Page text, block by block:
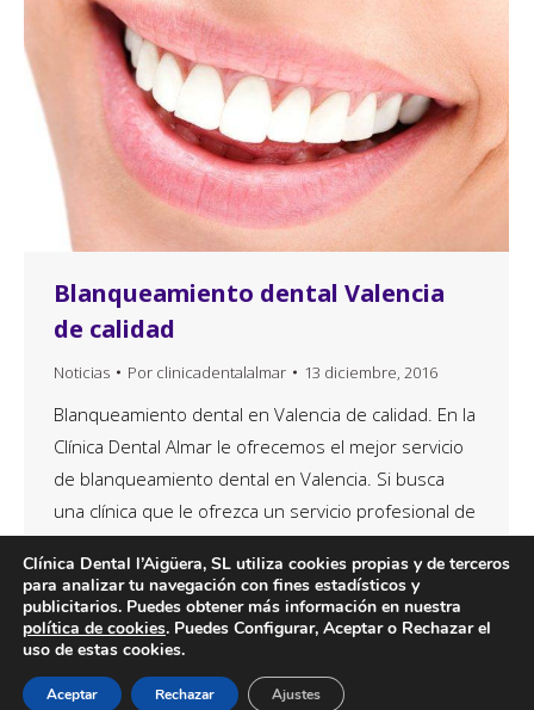
Blanqueamiento dental Valencia
de calidad
Noticias Por clinicadentalalmar 13 diciembre, 2016
Blanqueamiento dental en Valencia de calidad. En la
Clínica Dental Almar le ofrecemos el mejor servicio
de blanqueamiento dental en Valencia. Si busca
una clínica que le ofrezca un servicio profesional de
blanqueamiento dental en Valencia, la Clínica Dental
Almar es su mejor alternativa, tanto por la calidad
como por los increíbles precios que ofrecemos…
Clínica Dental l’Aigüera, SL utiliza cookies propias y de terceros
para analizar tu navegación con fines estadísticos y
publicitarios. Puedes obtener más información en nuestra
política de cookies. Puedes Configurar, Aceptar o Rechazar el
uso de estas cookies.
Aceptar Rechazar Ajustes